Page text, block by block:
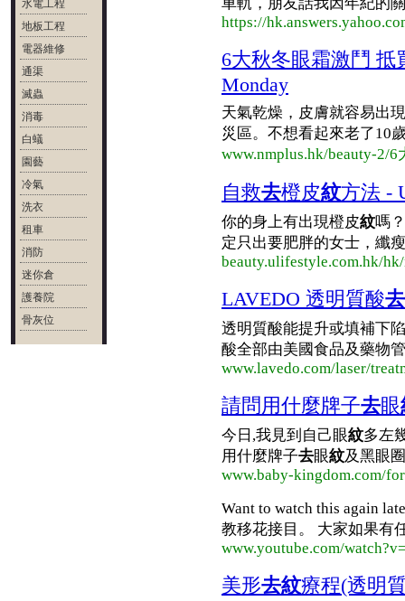
水電工程
地板工程
電器維修
通渠
滅蟲
消毒
白蟻
園藝
冷氣
洗衣
租車
消防
迷你倉
護養院
骨灰位
https://
6大秋冬眼霜激鬥 抵
Monday
天氣乾燥，皮膚就容易出
災區。不想看起來老了10
www.nmplus.hk/beauty-2/
自救去橙皮紋方法 -
你的身上有出現橙皮紋嗎
定只出要肥胖的女士，纖
beauty.ulifestyle.com.hk/
LAVEDO 透明質酸去
透明質酸能提升或填補下
酸全部由美國食品及藥物
www.lavedo.com/laser/
請問用什麼牌子去眼
今日,我見到自己眼紋多左
用什麼牌子去眼紋及黑眼
www.baby-kingdom.com/
Want to watch this again
教移花接目。 大家如果有
www.youtube.com/
美形去紋療程(透明